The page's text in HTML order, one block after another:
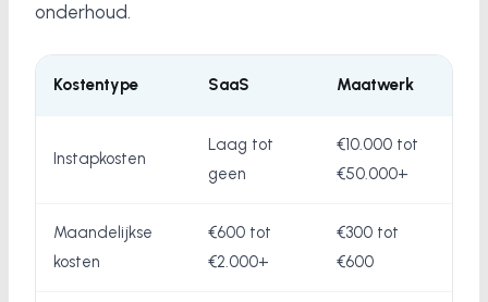
onderhoud.
Kostentype SaaS Maatwerk
Instapkosten
Laag tot
geen
€10.000 tot
€50.000+
Maandelijkse
kosten
€600 tot
€2.000+
€300 tot
€600